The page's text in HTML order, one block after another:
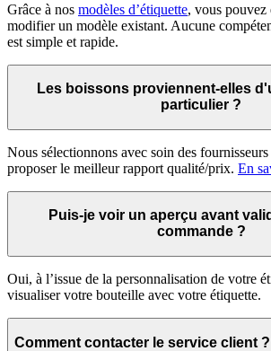
Grâce à nos modèles d’étiquette, vous pouvez
modifier un modèle existant. Aucune
est simple et rapide.
Les boissons proviennent-elles
particulier ?
Nous sélectionnons avec soin des
proposer le meilleur rapport qualité/prix. En
Puis-je voir un aperçu avant
commande ?
Oui, à l’issue de la personnalisation de votre
visualiser votre bouteille avec votre étiquette.
Comment contacter le service client ?